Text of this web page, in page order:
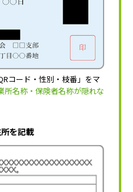
コード・性別・枝番」をマ
所名称・保険者名称が隠れな
を記載